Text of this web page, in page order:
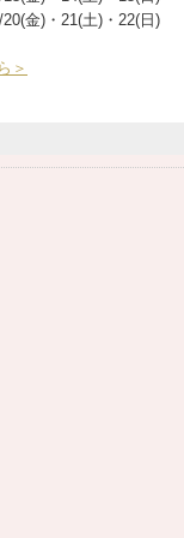
金)・21(土)・22(日)
＞